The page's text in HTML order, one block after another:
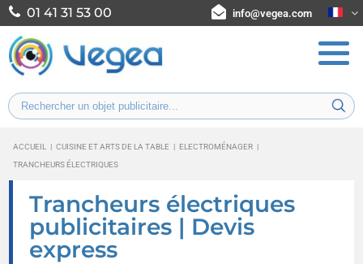
01 41 31 53 00 info@vegea.com
ACCUEIL | CUISINE ET ARTS DE LA TABLE | ELECTROMÉNAGER |
TRANCHEURS ÉLECTRIQUES
Trancheurs électriques
publicitaires | Devis
express